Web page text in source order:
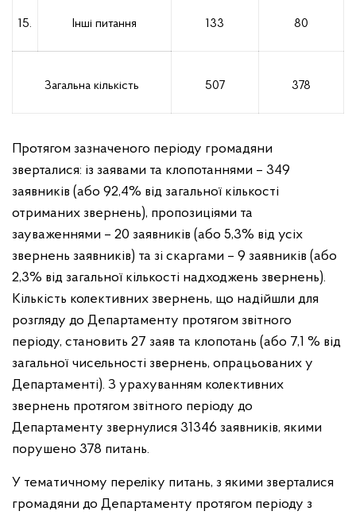
15. Інші питання 133 80
Загальна кількість 507 378
Протягом зазначеного періоду громадяни
зверталися: із заявами та клопотаннями – 349
заявників (або 92,4% від загальної кількості
отриманих звернень), пропозиціями та
зауваженнями – 20 заявників (або 5,3% від усіх
звернень заявників) та зі скаргами – 9 заявників (або
2,3% від загальної кількості надходжень звернень).
Кількість колективних звернень, що надійшли для
розгляду до Департаменту протягом звітного
періоду, становить 27 заяв та клопотань (або 7,1 % від
загальної чисельності звернень, опрацьованих у
Департаменті). З урахуванням колективних
звернень протягом звітного періоду до
Департаменту звернулися 31346 заявників, якими
порушено 378 питань.
У тематичному переліку питань, з якими зверталися
громадяни до Департаменту протягом періоду з